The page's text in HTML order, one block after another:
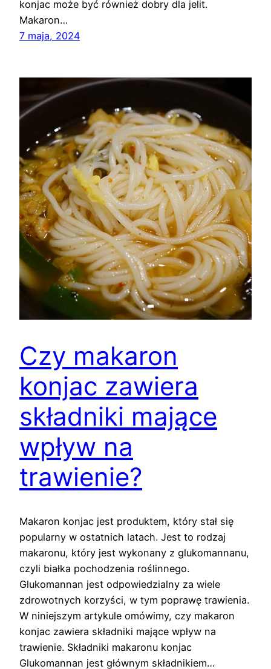
konjac może być również dobry dla jelit.
Makaron…
7 maja, 2024
Czy makaron
konjac zawiera
składniki mające
wpływ na
trawienie?
Makaron konjac jest produktem, który stał się
popularny w ostatnich latach. Jest to rodzaj
makaronu, który jest wykonany z glukomannanu,
czyli białka pochodzenia roślinnego.
Glukomannan jest odpowiedzialny za wiele
zdrowotnych korzyści, w tym poprawę trawienia.
W niniejszym artykule omówimy, czy makaron
konjac zawiera składniki mające wpływ na
trawienie. Składniki makaronu konjac
Glukomannan jest głównym składnikiem…